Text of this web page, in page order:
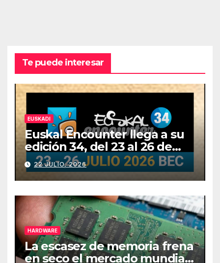
Te puede interesar
EUSKADI
Euskal Encounter llega a su
edición 34, del 23 al 26 de
julio
22 JULIO, 2026
HARDWARE
La escasez de memoria frena
en seco el mercado mundial